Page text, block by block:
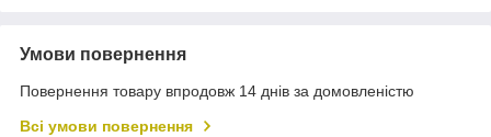
Умови повернення
Повернення товару впродовж 14 днів за домовленістю
Всі умови повернення